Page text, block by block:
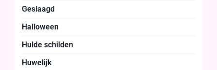
Geslaagd
Halloween
Hulde schilden
Huwelijk